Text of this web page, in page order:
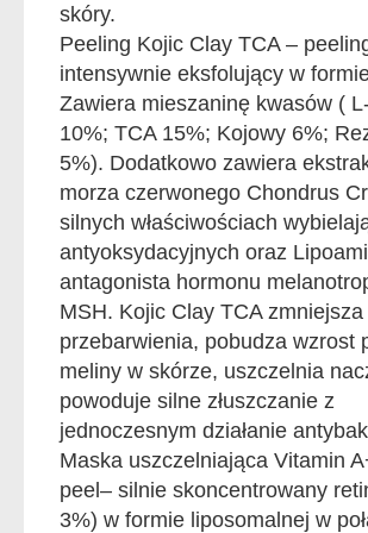
skóry.
Peeling Kojic Clay TCA –
intensywnie eksfolujący w
Zawiera mieszaninę kwasów (
10%; TCA 15%; Kojowy 6%;
5%). Dodatkowo zawiera
morza czerwonego Chondrus
silnych właściwościach
antyoksydacyjnych oraz
antagonista hormonu
MSH. Kojic Clay TCA zmniejsza
przebarwienia, pobudza wzrost
meliny w skórze, uszczelnia
powoduje silne złuszczanie z
jednoczesnym działanie
Maska uszczelniająca Vitamin
peel– silnie skoncentrowany
3%) w formie liposomalnej w